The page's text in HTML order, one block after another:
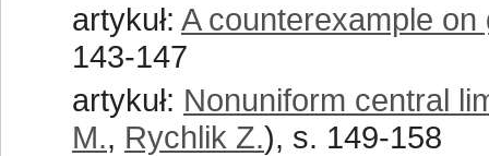
artykuł: A counterexample
143-147
artykuł: Nonuniform central
M., Rychlik Z.), s. 149-158